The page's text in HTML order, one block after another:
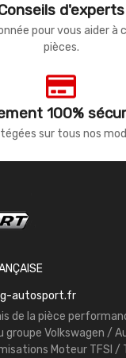
d'experts
pour vous aider à
pièces.
100%
sur tous nos
autosport.fr
de la pièce
groupe Volkswagen /
Moteur TFSI /